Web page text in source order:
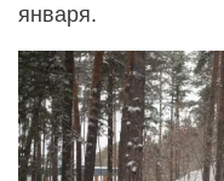
января.